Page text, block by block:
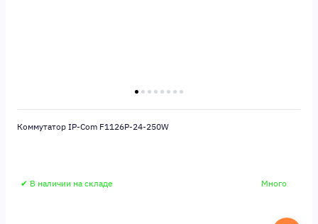
Коммутатор IP-Com F1126P-24-250W
✔ В наличии на складе Много